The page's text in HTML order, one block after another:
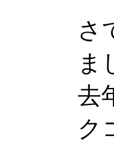
さ
ま
去
ク